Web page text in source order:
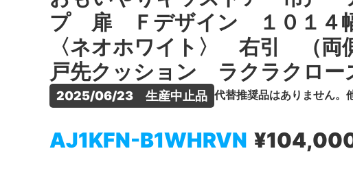
プ 扉 Ｆデザイン １０１４
〈ネオホワイト〉 右引 （両
戸先クッション ラクラクロー
2025/06/23　生産中止品 代替推奨品はありません。
AJ1KFN-B1WHRVN